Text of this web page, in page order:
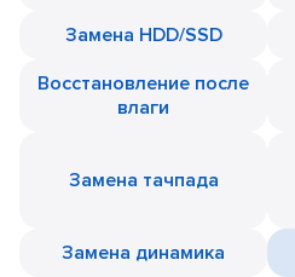
Замена HDD/SSD
Восстановление после
влаги
Замена тачпада
Замена динамика